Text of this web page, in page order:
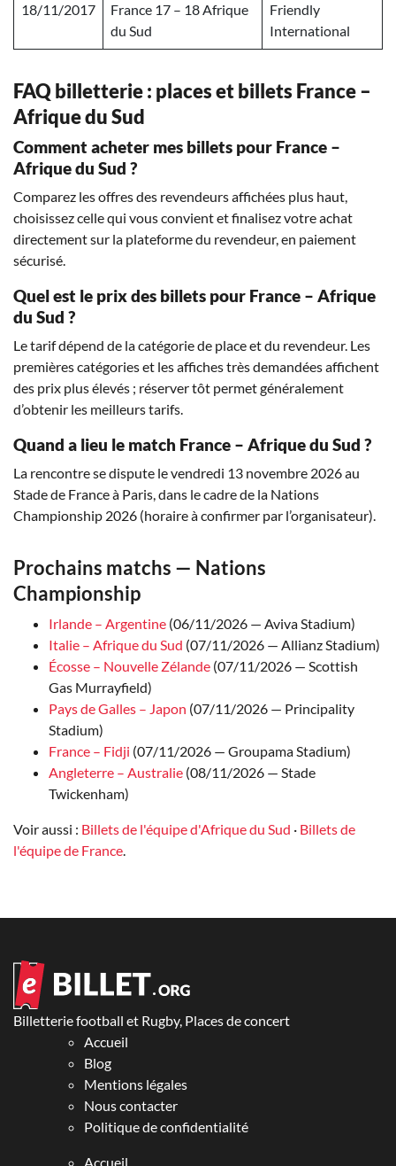
18/11/2017
France 17 – 18 Afrique
du Sud
Friendly
International
FAQ billetterie : places et billets France –
Afrique du Sud
Comment acheter mes billets pour France –
Afrique du Sud ?
Comparez les offres des revendeurs affichées plus haut,
choisissez celle qui vous convient et finalisez votre achat
directement sur la plateforme du revendeur, en paiement
sécurisé.
Quel est le prix des billets pour France – Afrique
du Sud ?
Le tarif dépend de la catégorie de place et du revendeur. Les
premières catégories et les affiches très demandées affichent
des prix plus élevés ; réserver tôt permet généralement
d’obtenir les meilleurs tarifs.
Quand a lieu le match France – Afrique du Sud ?
La rencontre se dispute le vendredi 13 novembre 2026 au
Stade de France à Paris, dans le cadre de la Nations
Championship 2026 (horaire à confirmer par l’organisateur).
Prochains matchs — Nations
Championship
Irlande – Argentine (06/11/2026 — Aviva Stadium)
Italie – Afrique du Sud (07/11/2026 — Allianz Stadium)
Écosse – Nouvelle Zélande (07/11/2026 — Scottish
Gas Murrayfield)
Pays de Galles – Japon (07/11/2026 — Principality
Stadium)
France – Fidji (07/11/2026 — Groupama Stadium)
Angleterre – Australie (08/11/2026 — Stade
Twickenham)
Voir aussi : Billets de l'équipe d'Afrique du Sud · Billets de
l'équipe de France.
Billetterie football et Rugby, Places de concert
Accueil
Blog
Mentions légales
Nous contacter
Politique de confidentialité
Accueil